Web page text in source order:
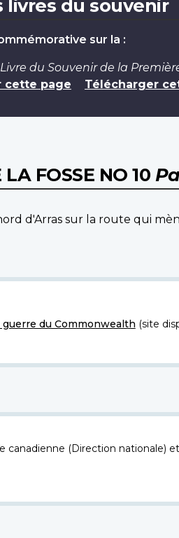
livres du souvenir
sur la :
Livre du Souvenir de la
cette page
Télécharger
FOSSE NO 10
d'Arras sur la route qui
du Commonwealth (site
(Direction nationale)